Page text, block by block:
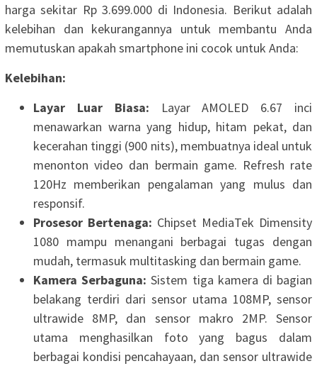
harga sekitar Rp 3.699.000 di Indonesia. Berikut adalah
kelebihan dan kekurangannya untuk membantu Anda
memutuskan apakah smartphone ini cocok untuk Anda:
Kelebihan:
Layar Luar Biasa: Layar AMOLED 6.67 inci
menawarkan warna yang hidup, hitam pekat, dan
kecerahan tinggi (900 nits), membuatnya ideal untuk
menonton video dan bermain game. Refresh rate
120Hz memberikan pengalaman yang mulus dan
responsif.
Prosesor Bertenaga: Chipset MediaTek Dimensity
1080 mampu menangani berbagai tugas dengan
mudah, termasuk multitasking dan bermain game.
Kamera Serbaguna: Sistem tiga kamera di bagian
belakang terdiri dari sensor utama 108MP, sensor
ultrawide 8MP, dan sensor makro 2MP. Sensor
utama menghasilkan foto yang bagus dalam
berbagai kondisi pencahayaan, dan sensor ultrawide